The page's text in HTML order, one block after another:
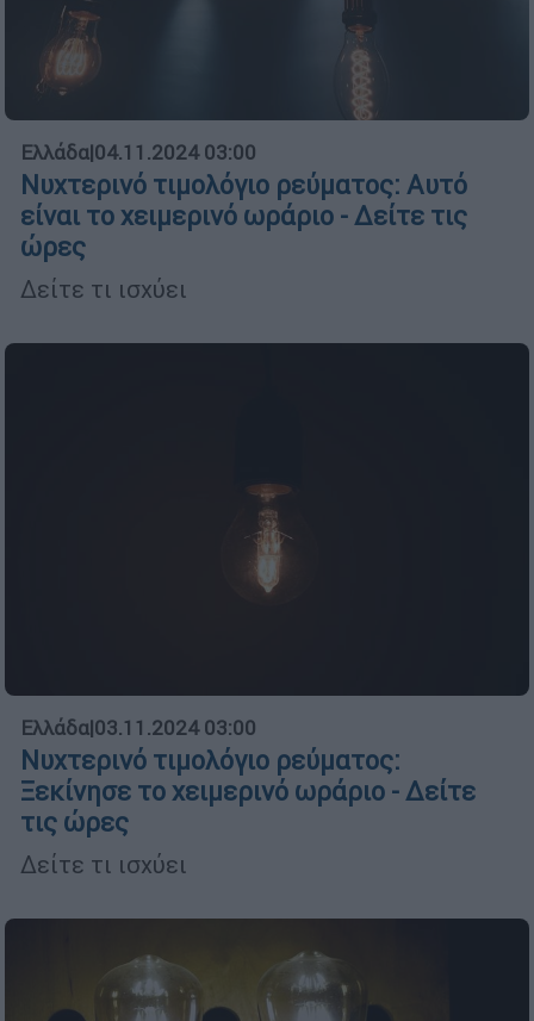
Ελλάδα|04.11.2024 03:00
Νυχτερινό τιμολόγιο ρεύματος: Αυτό
είναι το χειμερινό ωράριο - Δείτε τις
ώρες
Δείτε τι ισχύει
Ελλάδα|03.11.2024 03:00
Νυχτερινό τιμολόγιο ρεύματος:
Ξεκίνησε το χειμερινό ωράριο - Δείτε
τις ώρες
Δείτε τι ισχύει